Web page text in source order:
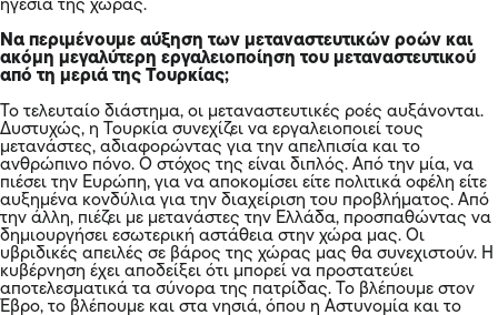
ηγεσία της χώρας.
Να περιμένουμε αύξηση των μεταναστευτικών ροών και
ακόμη μεγαλύτερη εργαλειοποίηση του μεταναστευτικού
από τη μεριά της Τουρκίας;
Το τελευταίο διάστημα, οι μεταναστευτικές ροές αυξάνονται.
Δυστυχώς, η Τουρκία συνεχίζει να εργαλειοποιεί τους
μετανάστες, αδιαφορώντας για την απελπισία και το
ανθρώπινο πόνο. Ο στόχος της είναι διπλός. Από την μία, να
πιέσει την Ευρώπη, για να αποκομίσει είτε πολιτικά οφέλη είτε
αυξημένα κονδύλια για την διαχείριση του προβλήματος. Από
την άλλη, πιέζει με μετανάστες την Ελλάδα, προσπαθώντας να
δημιουργήσει εσωτερική αστάθεια στην χώρα μας. Οι
υβριδικές απειλές σε βάρος της χώρας μας θα συνεχιστούν. Η
κυβέρνηση έχει αποδείξει ότι μπορεί να προστατεύει
αποτελεσματικά τα σύνορα της πατρίδας. Το βλέπουμε στον
Έβρο, το βλέπουμε και στα νησιά, όπου η Αστυνομία και το